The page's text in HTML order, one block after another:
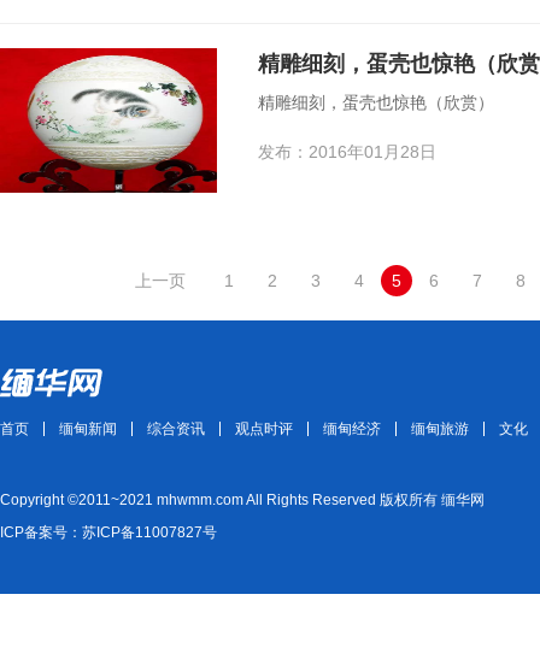
精雕细刻，蛋壳也惊艳（欣
精雕细刻，蛋壳也惊艳（欣赏）
发布：2016年01月28日
上一页 1 2 3 4 5 6 7 8
首页 缅甸新闻 综合资讯 观点时评 缅甸经济 缅甸旅游 文化
Copyright ©2011~2021 mhwmm.com All Rights Reserved 版权所有 缅华网
ICP备案号：苏ICP备11007827号